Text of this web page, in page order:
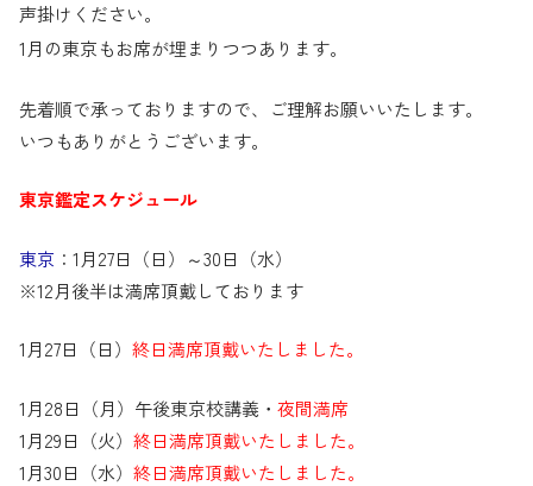
声掛けください。
1月の東京もお席が埋まりつつあります。
先着順で承っておりますので、ご理解お願いいたします。
いつもありがとうございます。
東京鑑定スケジュール
東京 ：1月27日（日）～30日（水）
※12月後半は満席頂戴しております
1月27日（日） 終日満席頂戴いたしました。
1月28日（月）午後東京校講義・ 夜間満席
1月29日（火） 終日満席頂戴いたしました。
1月30日（水） 終日満席頂戴いたしました。